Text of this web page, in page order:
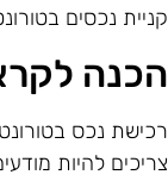
נכסים
נכס
להיות